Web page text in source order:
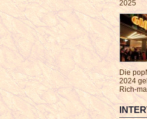
2025
Die
2024
Rich-